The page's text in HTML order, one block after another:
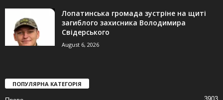
Лопатинська громада зустріне на щиті
загиблого захисника Володимира
Свідерського
August 6, 2026
ПОПУЛЯРНА КАТЕГОРІЯ